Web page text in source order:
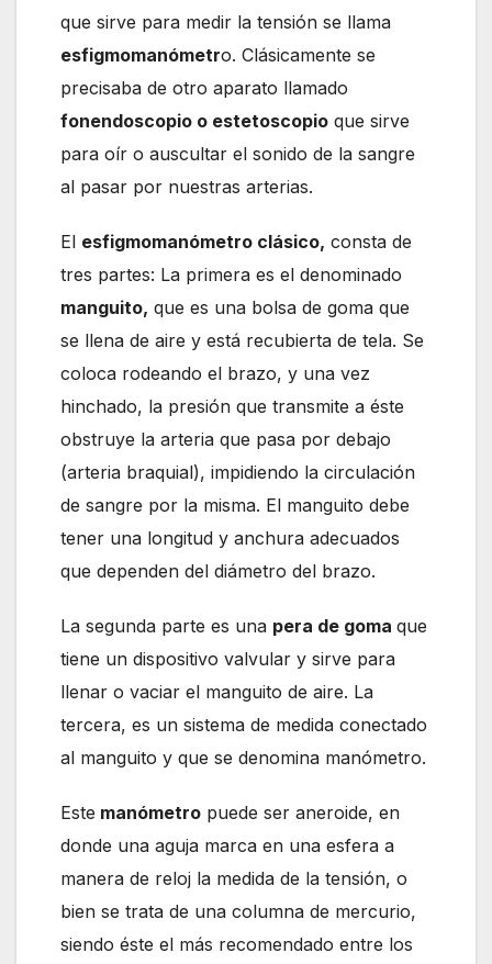
que sirve para medir la tensión se llama
esfigmomanómetro. Clásicamente se
precisaba de otro aparato llamado
fonendoscopio o estetoscopio que sirve
para oír o auscultar el sonido de la sangre
al pasar por nuestras arterias.
El esfigmomanómetro clásico, consta de
tres partes: La primera es el denominado
manguito, que es una bolsa de goma que
se llena de aire y está recubierta de tela. Se
coloca rodeando el brazo, y una vez
hinchado, la presión que transmite a éste
obstruye la arteria que pasa por debajo
(arteria braquial), impidiendo la circulación
de sangre por la misma. El manguito debe
tener una longitud y anchura adecuados
que dependen del diámetro del brazo.
La segunda parte es una pera de goma que
tiene un dispositivo valvular y sirve para
llenar o vaciar el manguito de aire. La
tercera, es un sistema de medida conectado
al manguito y que se denomina manómetro.
Este manómetro puede ser aneroide, en
donde una aguja marca en una esfera a
manera de reloj la medida de la tensión, o
bien se trata de una columna de mercurio,
siendo éste el más recomendado entre los